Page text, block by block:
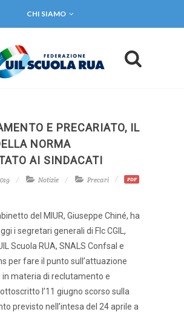
CHI SIAMO
E PRECARIATO, IL
NORMA
AI SINDACATI
Notizie Precari PDF
del MIUR, Giuseppe Chiné, ha
i segretari generali di Flc CGIL,
Scuola RUA, SNALS Confsal e
per fare il punto sull’attuazione
in materia di reclutamento e
l’11 giugno scorso sulla
previsto nell’intesa del 24 aprile a